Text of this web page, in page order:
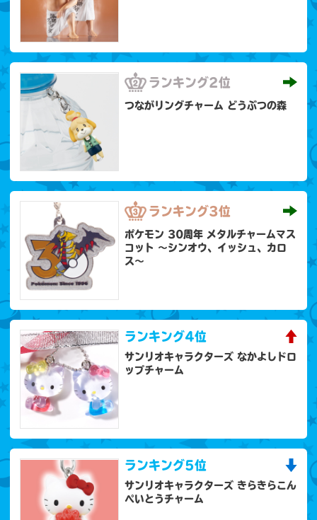
ランキング2位
つながリングチャーム どうぶつの森
ランキング3位
ポケモン 30周年 メタルチャームマス
コット 〜シンオウ、イッシュ、カロ
ス〜
ランキング4位
サンリオキャラクターズ なかよしドロ
ップチャーム
ランキング5位
サンリオキャラクターズ きらきらこん
ぺいとうチャーム